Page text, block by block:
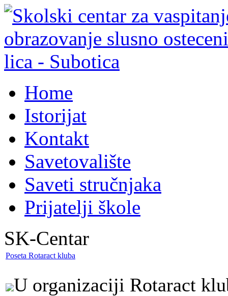
Home
Istorijat
Kontakt
Savetovalište
Saveti stručnjaka
Prijatelji škole
SK-Centar
Poseta Rotaract kluba
U organizaciji Rotaract